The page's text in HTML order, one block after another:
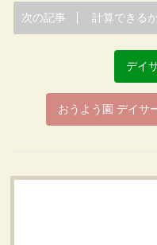
次の記事 計算できる
デイ
おうよう園 デイサ